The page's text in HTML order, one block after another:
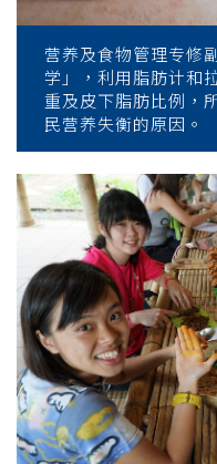
营养及食物管理专修
学」，利用脂肪计和
重及皮下脂肪比例，
民营养失衡的原因。